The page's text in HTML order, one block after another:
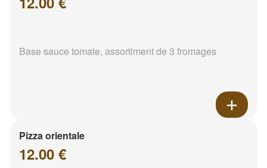
Base sauce tomate, assortiment de 3 fromages
Pizza orientale
12.00 €